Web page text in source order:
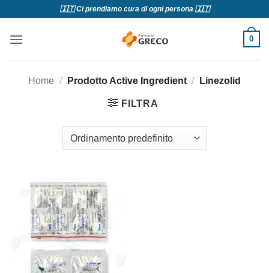
contenuti
🇮🇹 Ci prendiamo cura di ogni persona 🇮🇹
0
Home / Prodotto Active Ingredient / Linezolid
FILTRA